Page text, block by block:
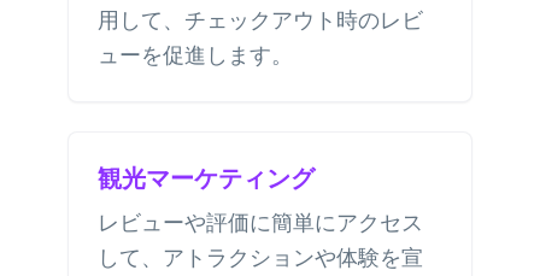
用して、チェックアウト時のレビ
ューを促進します。
観光マーケティング
レビューや評価に簡単にアクセス
して、アトラクションや体験を宣